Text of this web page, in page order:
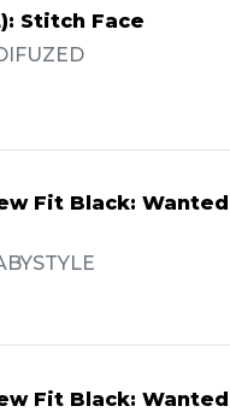
Stitch Face
Fit Black: Wanted
Fit Black: Wanted